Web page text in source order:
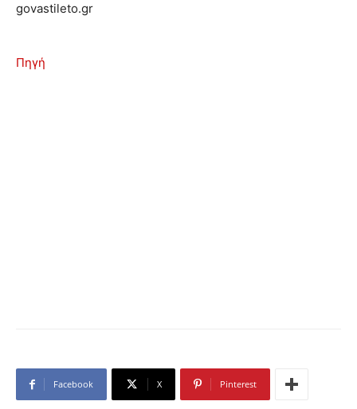
govastileto.gr
Πηγή
Facebook X Pinterest